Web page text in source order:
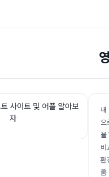
내
으
을
비
환
롬